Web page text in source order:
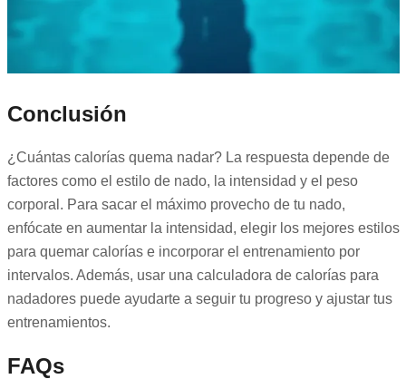
Conclusión
¿Cuántas calorías quema nadar? La respuesta depende de
factores como el estilo de nado, la intensidad y el peso
corporal. Para sacar el máximo provecho de tu nado,
enfócate en aumentar la intensidad, elegir los mejores estilos
para quemar calorías e incorporar el entrenamiento por
intervalos. Además, usar una calculadora de calorías para
nadadores puede ayudarte a seguir tu progreso y ajustar tus
entrenamientos.
FAQs